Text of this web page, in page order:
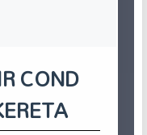
COND